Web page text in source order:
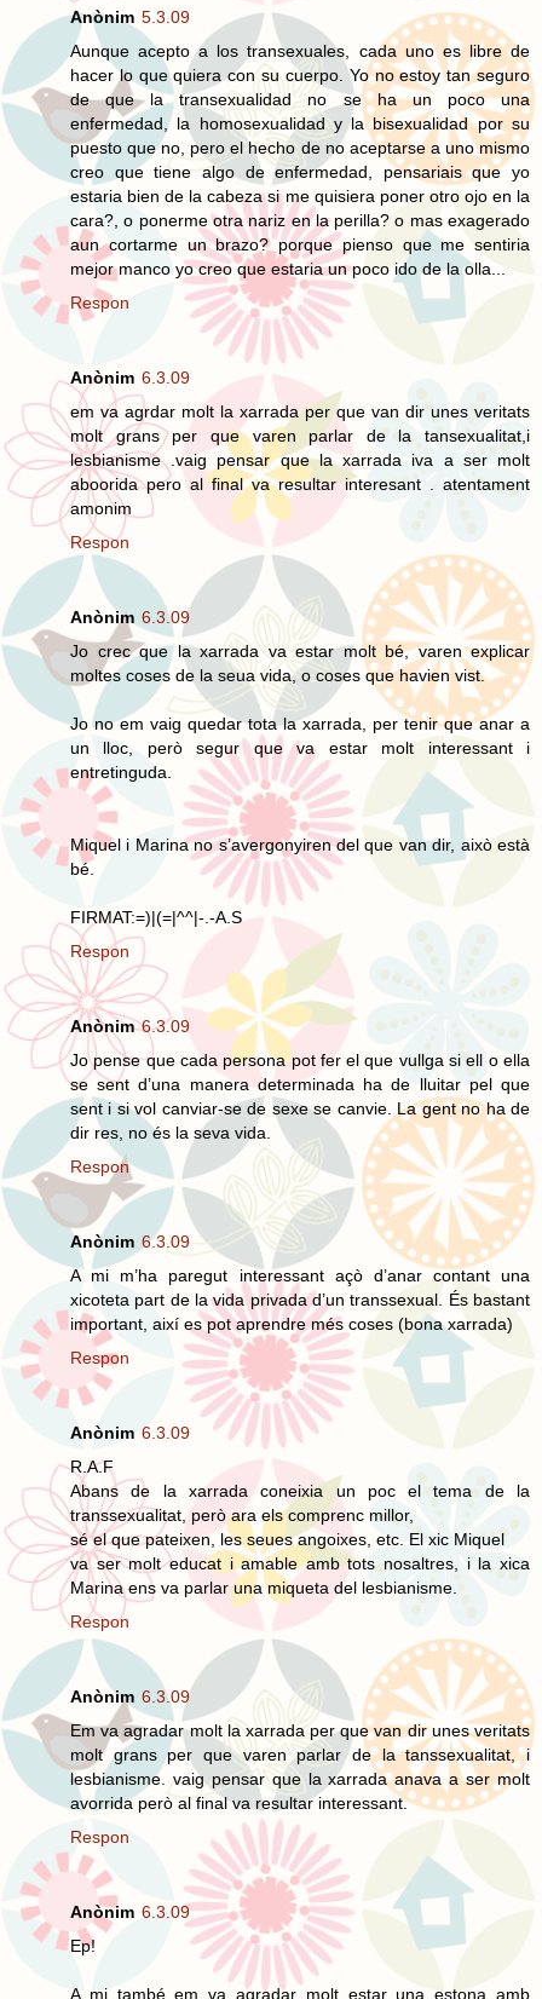
Anònim 5.3.09
Aunque acepto a los transexuales, cada uno es libre de
hacer lo que quiera con su cuerpo. Yo no estoy tan seguro
de que la transexualidad no se ha un poco una
enfermedad, la homosexualidad y la bisexualidad por su
puesto que no, pero el hecho de no aceptarse a uno mismo
creo que tiene algo de enfermedad, pensariais que yo
estaria bien de la cabeza si me quisiera poner otro ojo en la
cara?, o ponerme otra nariz en la perilla? o mas exagerado
aun cortarme un brazo? porque pienso que me sentiria
mejor manco yo creo que estaria un poco ido de la olla...
Respon
Anònim 6.3.09
em va agrdar molt la xarrada per que van dir unes veritats
molt grans per que varen parlar de la tansexualitat,i
lesbianisme .vaig pensar que la xarrada iva a ser molt
aboorida pero al final va resultar interesant . atentament
amonim
Respon
Anònim 6.3.09
Jo crec que la xarrada va estar molt bé, varen explicar
moltes coses de la seua vida, o coses que havien vist.
Jo no em vaig quedar tota la xarrada, per tenir que anar a
un lloc, però segur que va estar molt interessant i
entretinguda.
Miquel i Marina no s’avergonyiren del que van dir, això està
bé.
FIRMAT:=)|(=|^^|-.-A.S
Respon
Anònim 6.3.09
Jo pense que cada persona pot fer el que vullga si ell o ella
se sent d’una manera determinada ha de lluitar pel que
sent i si vol canviar-se de sexe se canvie. La gent no ha de
dir res, no és la seva vida.
Respon
Anònim 6.3.09
A mi m’ha paregut interessant açò d’anar contant una
xicoteta part de la vida privada d’un transsexual. És bastant
important, així es pot aprendre més coses (bona xarrada)
Respon
Anònim 6.3.09
R.A.F
Abans de la xarrada coneixia un poc el tema de la
transsexualitat, però ara els comprenc millor,
sé el que pateixen, les seues angoixes, etc. El xic Miquel
va ser molt educat i amable amb tots nosaltres, i la xica
Marina ens va parlar una miqueta del lesbianisme.
Respon
Anònim 6.3.09
Em va agradar molt la xarrada per que van dir unes veritats
molt grans per que varen parlar de la tanssexualitat, i
lesbianisme. vaig pensar que la xarrada anava a ser molt
avorrida però al final va resultar interessant.
Respon
Anònim 6.3.09
Ep!
A mi també em va agradar molt estar una estona amb